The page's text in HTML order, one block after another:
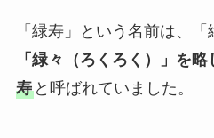
思いやり電報
花と電報で帰省しよ
「緑寿」という名前は、
「緑々（ろくろく）」を
寿と呼ばれていました。